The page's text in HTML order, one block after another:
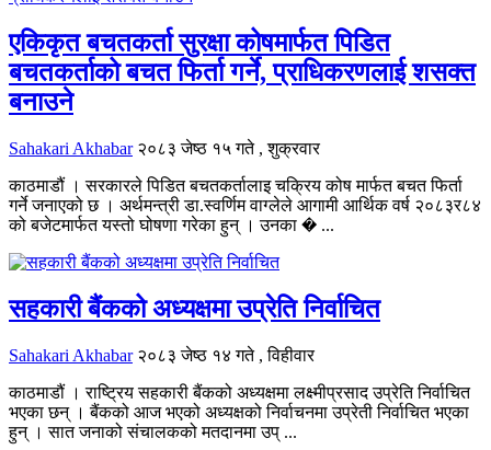
एकिकृत बचतकर्ता सुरक्षा कोषमार्फत पिडित
बचतकर्ताको बचत फिर्ता गर्ने, प्राधिकरणलाई शसक्त
बनाउने
Sahakari Akhabar २०८३ जेष्ठ १५ गते , शुक्रवार
काठमाडौं । सरकारले पिडित बचतकर्तालाइ चक्रिय कोष मार्फत बचत फिर्ता
गर्ने जनाएको छ । अर्थमन्त्री डा.स्वर्णिम वाग्लेले आगामी आर्थिक वर्ष २०८३र८४
को बजेटमार्फत यस्तो घोषणा गरेका हुन् । उनका � ...
सहकारी बैंकको अध्यक्षमा उप्रेति निर्वाचित
Sahakari Akhabar २०८३ जेष्ठ १४ गते , विहीवार
काठमाडौं । राष्ट्रिय सहकारी बैंकको अध्यक्षमा लक्ष्मीप्रसाद उप्रेति निर्वाचित
भएका छन् । बैंकको आज भएको अध्यक्षको निर्वाचनमा उप्रेती निर्वाचित भएका
हुन् । सात जनाको संचालकको मतदानमा उप् ...